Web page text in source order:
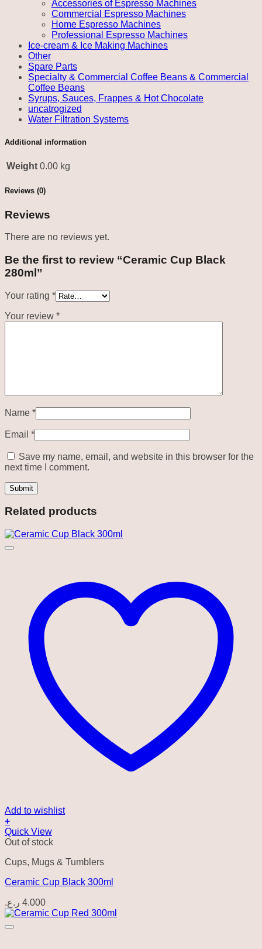
Accessories of Espresso Machines
Commercial Espresso Machines
Home Espresso Machines
Professional Espresso Machines
Ice-cream & Ice Making Machines
Other
Spare Parts
Specialty & Commercial Coffee Beans & Commercial
Coffee Beans
Syrups, Sauces, Frappes & Hot Chocolate
uncatrogized
Water Filtration Systems
Additional information
Weight 0.00 kg
Reviews (0)
Reviews
There are no reviews yet.
Be the first to review “Ceramic Cup Black
280ml”
Your rating *
Your review *
Name *
Email *
Save my name, email, and website in this browser for the
next time I comment.
Related products
Add to wishlist
+
Quick View
Out of stock
Cups, Mugs & Tumblers
Ceramic Cup Black 300ml
4.000 ر.ع.